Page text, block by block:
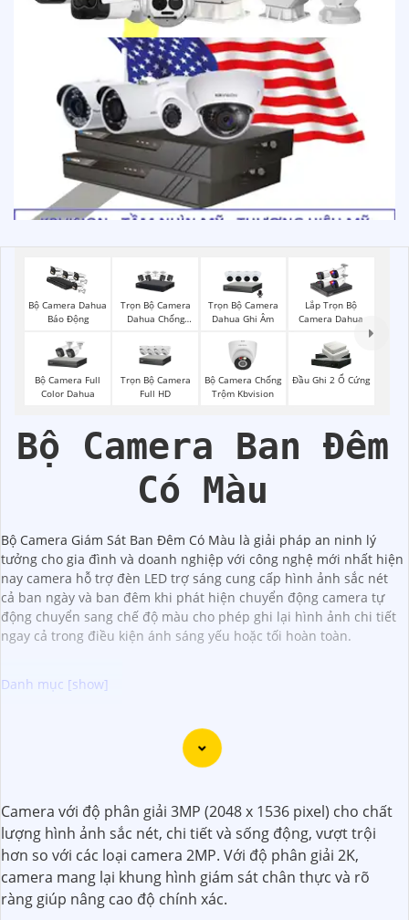
Bộ Camera Dahua
Báo Động
Trọn Bộ Camera
Dahua Chống
Trọn Bộ Camera
Dahua Ghi Âm
Lắp Trọn Bộ
Camera Dahua
Bộ Camera Full
Color Dahua
Trọn Bộ Camera
Full HD
Bộ Camera Chống
Trộm Kbvision
Đầu Ghi 2 Ổ Cứng
Bộ Camera Ban Đêm
Có Màu
Bộ Camera Giám Sát Ban Đêm Có Màu là giải pháp an ninh lý
tưởng cho gia đình và doanh nghiệp với công nghệ mới nhất hiện
nay camera hỗ trợ đèn LED trợ sáng cung cấp hình ảnh sắc nét
cả ban ngày và ban đêm khi phát hiện chuyển động camera tự
động chuyển sang chế độ màu cho phép ghi lại hình ảnh chi tiết
ngay cả trong điều kiện ánh sáng yếu hoặc tối hoàn toàn.
Dưới đây là một số lời khuyên để chọn bộ camera chất
lượng với hình ảnh sắc nét:
cao, ít nhất là 1080p hoặc cao hơn.
◗2:Chọn camera có tính năng ghi hình ban đêm: Camera
nên có khả năng quan sát ban đêm thông qua hồng ngoại
hoặc các công nghệ khác để màu sắc và chi tiết không bị
mất dưới ánh sáng yếu.
Camera với độ phân giải 3MP (2048 x 1536 pixel) cho chất
lượng hình ảnh sắc nét, chi tiết và sống động, vượt trội
hơn so với các loại camera 2MP. Với độ phân giải 2K,
camera mang lại khung hình giám sát chân thực và rõ
ràng giúp nâng cao độ chính xác.